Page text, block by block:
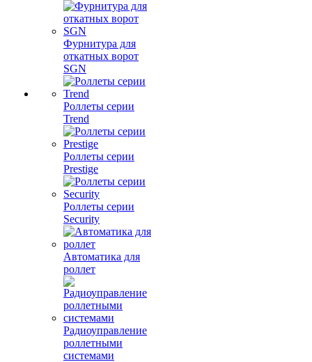
Фурнитура для
откатных ворот
SGN
Роллеты серии
Trend
Роллеты серии
Prestige
Роллеты серии
Security
Автоматика для
роллет
Радиоуправление
роллетными
системами